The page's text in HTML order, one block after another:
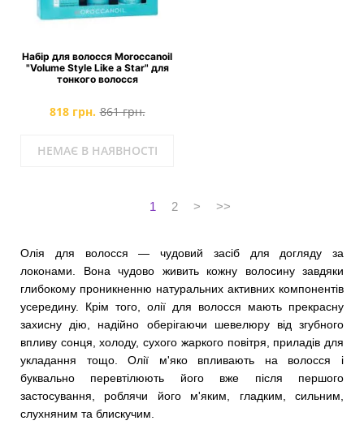
Набір для волосся Moroccanoil
"Volume Style Like a Star" для
тонкого волосся
818 грн. 861 грн.
НЕМАЄ В НАЯВНОСТІ
1 2 > >>
Олія для волосся — чудовий засіб для догляду за
локонами. Вона чудово живить кожну волосину завдяки
глибокому проникненню натуральних активних компонентів
усередину. Крім того, олії для волосся мають прекрасну
захисну дію, надійно оберігаючи шевелюру від згубного
впливу сонця, холоду, сухого жаркого повітря, приладів для
укладання тощо. Олії м'яко впливають на волосся і
буквально перевтілюють його вже після першого
застосування, роблячи його м'яким, гладким, сильним,
слухняним та блискучим.